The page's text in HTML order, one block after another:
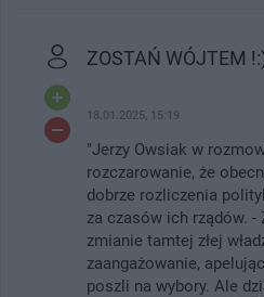
ZOSTAŃ WÓJTEM
18.01.2025, 15:19
"Jerzy Owsiak w
rozczarowanie, że
dobrze rozliczenia
za czasów ich rządów. -
zmianie tamtej złej
zaangażowanie,
poszli na wybory. Ale